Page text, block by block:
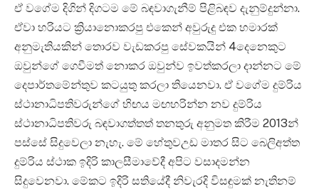
ඒ වගේම දිගින් දිගටම මේ බඳවාගැනීම් පිළිබඳව දැනුම්දුන්නා.
ඒවා හරියට ක්‍රියානොකරපු එකෙන් අවුරුදු එක හමාරක්
අනුමැතියකින් තොරව වැඩකරපු සේවකයින් 4දෙනෙකුට
ඔවුන්ගේ ගෙවීමත් නොකර ඔවුන්ව ඉවත්කරලා දාන්නට මේ
‌දෙපාර්තමේන්තුව කටයුතු කරලා තියෙනවා. ඒ වගේම දුම්රිය
ස්ථානාධිපතිවරුන්ගේ හිඟය මඟහරින්න නව දුම්රිය
ස්ථානාධිපතිවරු බඳවාගත්තත් තනතුරු අනුමත කිරීම 2013න්
පස්සේ සිදුවෙලා නැහැ. මේ හේතුවඋඩ මාතර සිට බෙලිඅත්ත
දුම්රිය ස්ථාක ඉදිරි කාලසීමාවේදී අපිට වසාදමන්න
සිදුවෙනවා. මේකට ඉදිරි සතියේදී නිවැරදි විසඳුමක් නැතිනම්